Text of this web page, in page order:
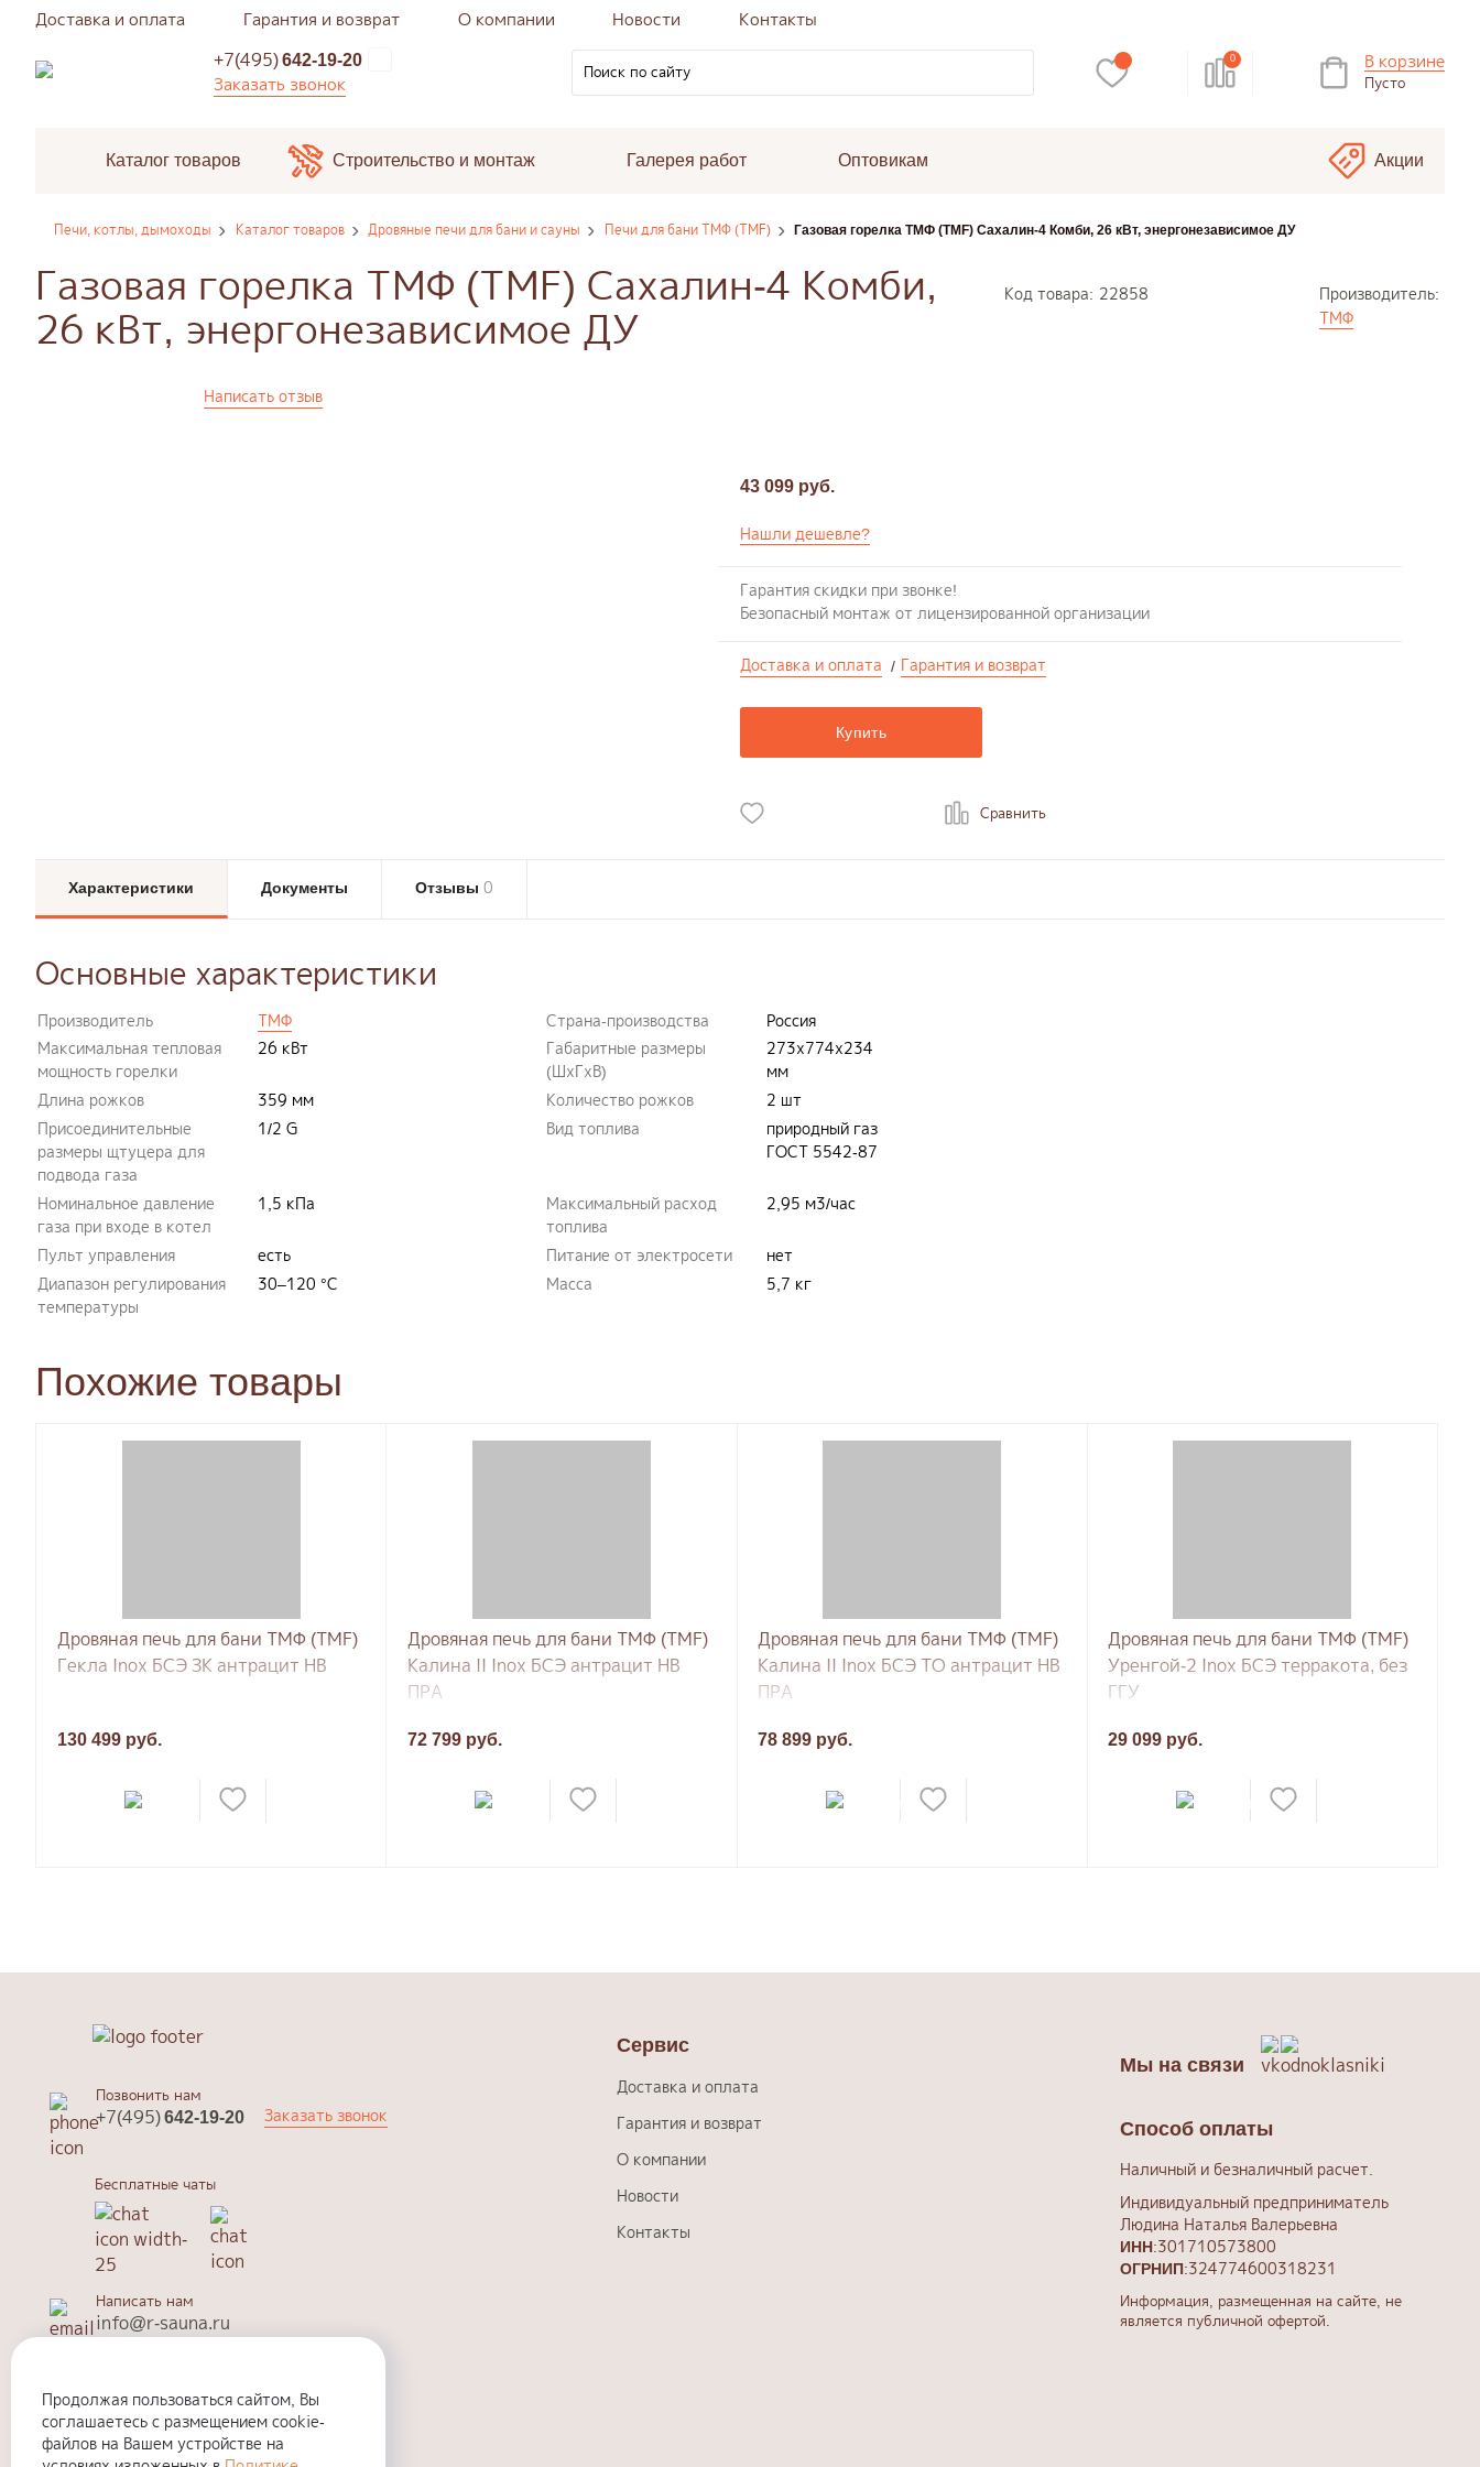
Доставка и оплата Гарантия и возврат О компании Новости Контакты
+7(495) 642-19-20
Заказать звонок
0 В корзине
Пусто
Каталог товаров Строительство и монтаж Галерея работ Оптовикам Акции
Печи, котлы, дымоходы Каталог товаров Дровяные печи для бани и сауны Печи для бани ТМФ (TMF) Газовая горелка ТМФ (TMF) Сахалин-4 Комби, 26 кВт, энергонезависимое ДУ
Газовая горелка ТМФ (TMF) Сахалин-4 Комби,
26 кВт, энергонезависимое ДУ
Код товара: 22858
Производитель:
ТМФ
Написать отзыв
43 099 руб.
Нашли дешевле?
Гарантия скидки при звонке!
Безопасный монтаж от лицензированной организации
Доставка и оплата / Гарантия и возврат
Купить
Сравнить
Характеристики Документы Отзывы 0
Основные характеристики
Производитель ТМФ Страна-производства
Россия
Максимальная тепловая
мощность горелки
26 кВт
Габаритные размеры
(ШxГxВ)
273x774x234
мм
Длина рожков
359 мм Количество рожков
2 шт
Присоединительные
размеры щтуцера для
подвода газа
1/2 G Вид топлива
природный газ
ГОСТ 5542-87
Номинальное давление
газа при входе в котел
1,5 кПа
Максимальный расход
топлива
2,95 м3/час
Пульт управления есть Питание от электросети
нет
Диапазон регулирования
температуры
30–120 °С Масса 5,7 кг
Похожие товары
Дровяная печь для бани ТМФ (TMF)
Гекла Inox БСЭ ЗК антрацит НВ
130 499 руб.
Дровяная печь для бани ТМФ (TMF)
Калина II Inox БСЭ антрацит НВ
ПРА
72 799 руб.
Дровяная печь для бани ТМФ (TMF)
Калина II Inox БСЭ ТО антрацит НВ
ПРА
78 899 руб.
Дровяная печь для бани ТМФ (TMF)
Уренгой-2 Inox БСЭ терракота, без
ГГУ
29 099 руб.
Позвонить нам
+7(495)642-19-20 Заказать звонок
Бесплатные чаты
Написать нам
info@r-sauna.ru
info@r-sauna.ru
Сервис
Доставка и оплата
Гарантия и возврат
О компании
Новости
Контакты
Мы на связи
Способ оплаты
Наличный и безналичный расчет.
Индивидуальный предприниматель
Людина Наталья Валерьевна
ИНН:301710573800
ОГРНИП:324774600318231
Информация, размещенная на сайте, не
является публичной офертой.
Продолжая пользоваться сайтом, Вы
соглашаетесь с размещением cookie-
файлов на Вашем устройстве на